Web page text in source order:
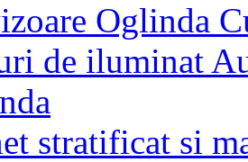
Oglinda
de iluminat
stratificat si